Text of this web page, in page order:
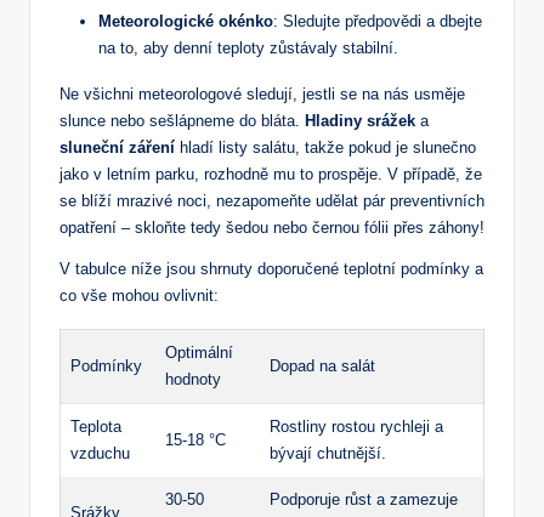
Meteorologické okénko: Sledujte předpovědi a dbejte
na to, aby denní teploty zůstávaly stabilní.
Ne všichni meteorologové sledují, jestli se na nás usměje
slunce nebo sešlápneme do bláta. Hladiny srážek a
sluneční záření hladí listy salátu, takže pokud je slunečno
jako v letním parku, rozhodně mu to prospěje. V případě, že
se blíží mrazivé noci, nezapomeňte udělat pár preventivních
opatření – skloňte tedy šedou nebo černou fólii přes záhony!
V tabulce níže jsou shrnuty doporučené teplotní podmínky a
co vše mohou ovlivnit:
Podmínky
Optimální
hodnoty
Dopad na salát
Teplota
vzduchu
15-18 °C
Rostliny rostou rychleji a
bývají chutnější.
Srážky
30-50
Podporuje růst a zamezuje